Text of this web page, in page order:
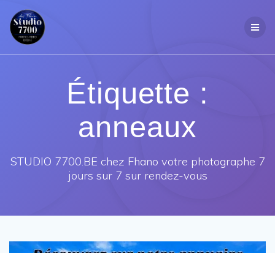
Étiquette :
anneaux
STUDIO 7700.BE chez Fhano votre photographe 7
jours sur 7 sur rendez-vous